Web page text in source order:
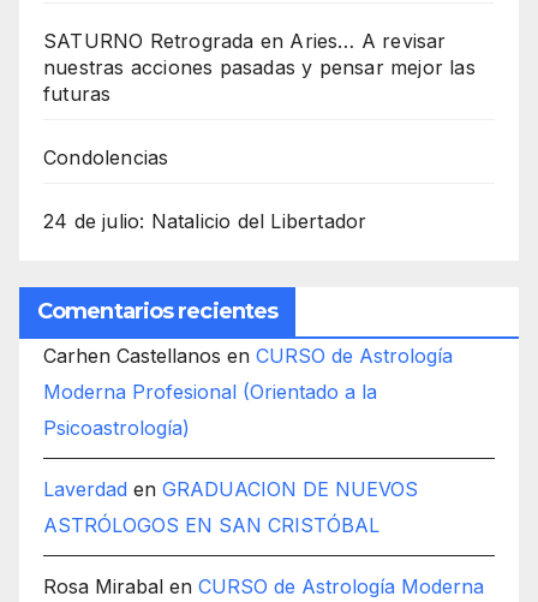
SATURNO Retrograda en Aries… A revisar
nuestras acciones pasadas y pensar mejor las
futuras
Condolencias
24 de julio: Natalicio del Libertador
Comentarios recientes
Carhen Castellanos en CURSO de Astrología
Moderna Profesional (Orientado a la
Psicoastrología)
Laverdad en GRADUACION DE NUEVOS
ASTRÓLOGOS EN SAN CRISTÓBAL
Rosa Mirabal en CURSO de Astrología Moderna